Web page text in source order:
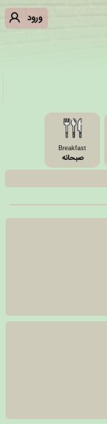
ورود
Breakfast
صبحانه